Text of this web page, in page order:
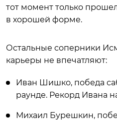
тот момент только
в хорошей форме.
Остальные соперники
карьеры не впечатляют:
Иван Шишко, победа
раунде. Рекорд Ивана
Михаил Бурешкин,